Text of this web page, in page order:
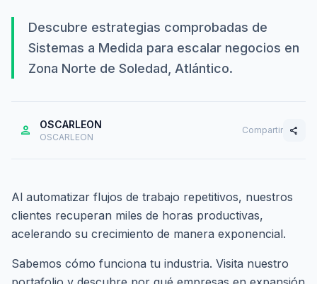
Descubre estrategias comprobadas de
Sistemas a Medida para escalar negocios en
Zona Norte de Soledad, Atlántico.
person OSCARLEON
OSCARLEON
Compartir share
Al automatizar flujos de trabajo repetitivos, nuestros
clientes recuperan miles de horas productivas,
acelerando su crecimiento de manera exponencial.
Sabemos cómo funciona tu industria. Visita nuestro